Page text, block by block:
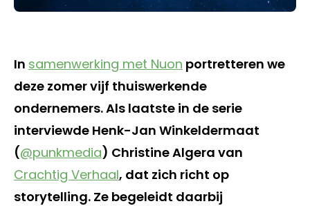
In samenwerking met Nuon portretteren we
deze zomer vijf thuiswerkende
ondernemers. Als laatste in de serie
interviewde Henk-Jan Winkeldermaat
(@punkmedia) Christine Algera van
Crachtig Verhaal, dat zich richt op
storytelling. Ze begeleidt daarbij